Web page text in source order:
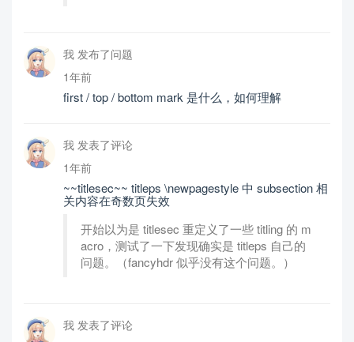
我 发布了问题
1年前
first / top / bottom mark 是什么，如何理解
我 发表了评论
1年前
~~titlesec~~ titleps \newpagestyle 中 subsection 相
关内容在奇数页失效
开始以为是 titlesec 重定义了一些 titling 的 m
acro，测试了一下发现确实是 titleps 自己的
问题。（fancyhdr 似乎没有这个问题。）
我 发表了评论